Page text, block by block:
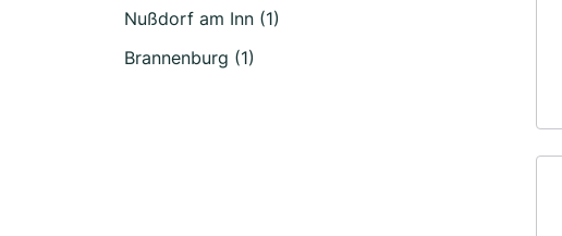
Nußdorf am Inn (1)
Brannenburg (1)